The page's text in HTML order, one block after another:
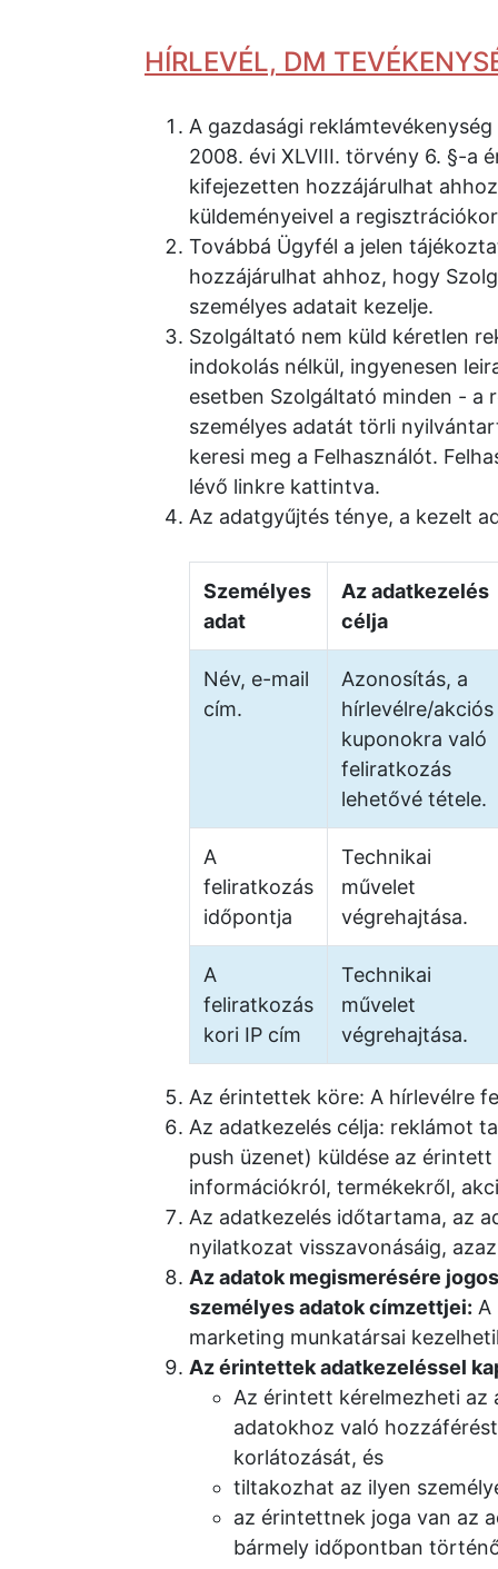
HÍRLEVÉL, DM
A gazdasági
2008. évi XLVIII. törvény 6. §-a
kifejezetten hozzájárulhat
küldeményeivel a
Továbbá Ügyfél a jelen
hozzájárulhat ahhoz, hogy
személyes adatait kezelje.
Szolgáltató nem küld kéretlen
indokolás nélkül, ingyenesen
esetben Szolgáltató minden - a
személyes adatát törli
keresi meg a Felhasználót.
lévő linkre kattintva.
Az adatgyűjtés ténye, a kezelt
Személyes
adat
Az adatkezelés
célja
Név, e-mail
cím.
Azonosítás, a
hírlevélre/akciós
kuponokra való
feliratkozás
lehetővé tétele.
A
feliratkozás
időpontja
Technikai
művelet
végrehajtása.
A
feliratkozás
kori IP cím
Technikai
művelet
végrehajtása.
Az érintettek köre: A hírlevélre
Az adatkezelés célja: reklámot
push üzenet) küldése az
információkról, termékekről,
Az adatkezelés időtartama, az
nyilatkozat visszavonásáig,
Az adatok megismerésére
személyes adatok címzettjei: A
marketing munkatársai
Az érintettek adatkezeléssel
Az érintett kérelmezheti az
adatokhoz való
korlátozását, és
tiltakozhat az ilyen
az érintettnek joga van az
bármely időpontban